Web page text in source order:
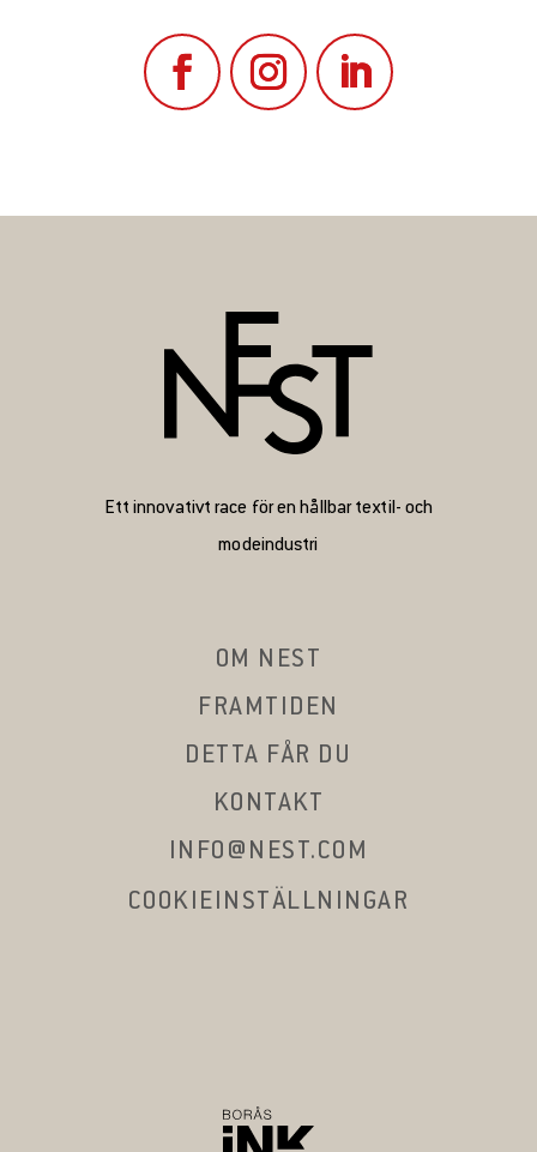
Ett innovativt race för en hållbar textil- och
modeindustri
OM NEST
FRAMTIDEN
DETTA FÅR DU
KONTAKT
INFO@NEST.COM
COOKIEINSTÄLLNINGAR